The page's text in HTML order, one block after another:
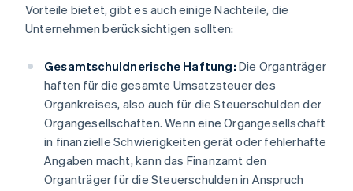
Vorteile bietet, gibt es auch einige Nachteile, die
Unternehmen berücksichtigen sollten:
Gesamtschuldnerische Haftung: Die Organträger
haften für die gesamte Umsatzsteuer des
Organkreises, also auch für die Steuerschulden der
Organgesellschaften. Wenn eine Organgesellschaft
in finanzielle Schwierigkeiten gerät oder fehlerhafte
Angaben macht, kann das Finanzamt den
Organträger für die Steuerschulden in Anspruch